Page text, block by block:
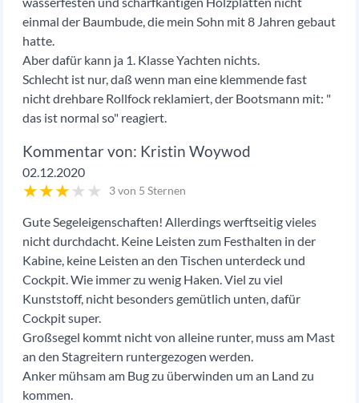
einmal der Baumbude, die mein Sohn mit 8 Jahren gebaut
hatte.
Aber dafür kann ja 1. Klasse Yachten nichts.
Schlecht ist nur, daß wenn man eine klemmende fast
nicht drehbare Rollfock reklamiert, der Bootsmann mit: "
das ist normal so" reagiert.
Kristin Woywod
02.12.2020
★★★★★ 3 von 5 Sternen
Gute Segeleigenschaften! Allerdings werftseitig vieles
nicht durchdacht. Keine Leisten zum Festhalten in der
Kabine, keine Leisten an den Tischen unterdeck und
Cockpit. Wie immer zu wenig Haken. Viel zu viel
Kunststoff, nicht besonders gemütlich unten, dafür
Cockpit super.
Großsegel kommt nicht von alleine runter, muss am Mast
an den Stagreitern runtergezogen werden.
Anker mühsam am Bug zu überwinden um an Land zu
kommen.